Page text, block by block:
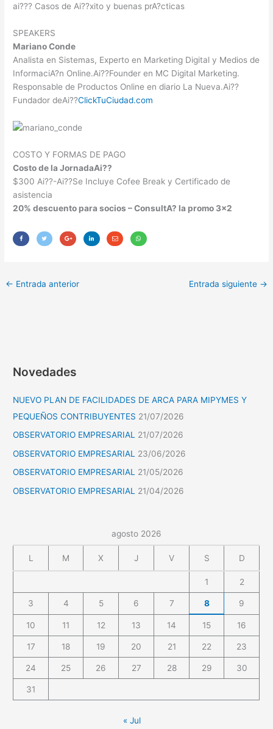
ai??? Casos de Ai??xito y buenas prA?cticas
SPEAKERS
Mariano Conde
Analista en Sistemas, Experto en Marketing Digital y Medios de
InformaciA?n Online.Ai??Founder en MC Digital Marketing.
Responsable de Productos Online en diario La Nueva.Ai??
Fundador deAi??ClickTuCiudad.com
COSTO Y FORMAS DE PAGO
Costo de la JornadaAi??
$300 Ai??-Ai??Se Incluye Cofee Break y Certificado de
asistencia
20% descuento para socios – ConsultA? la promo 3×2
← Entrada anterior Entrada siguiente →
Novedades
NUEVO PLAN DE FACILIDADES DE ARCA PARA MIPYMES Y
PEQUEÑOS CONTRIBUYENTES 21/07/2026
OBSERVATORIO EMPRESARIAL 21/07/2026
OBSERVATORIO EMPRESARIAL
23/06/2026
OBSERVATORIO EMPRESARIAL
21/05/2026
OBSERVATORIO EMPRESARIAL
21/04/2026
agosto 2026
L M X J V S D
1 2
3 4 5 6 7 8 9
10 11 12 13 14 15 16
17 18 19 20 21 22 23
24 25 26 27 28 29 30
31
« Jul